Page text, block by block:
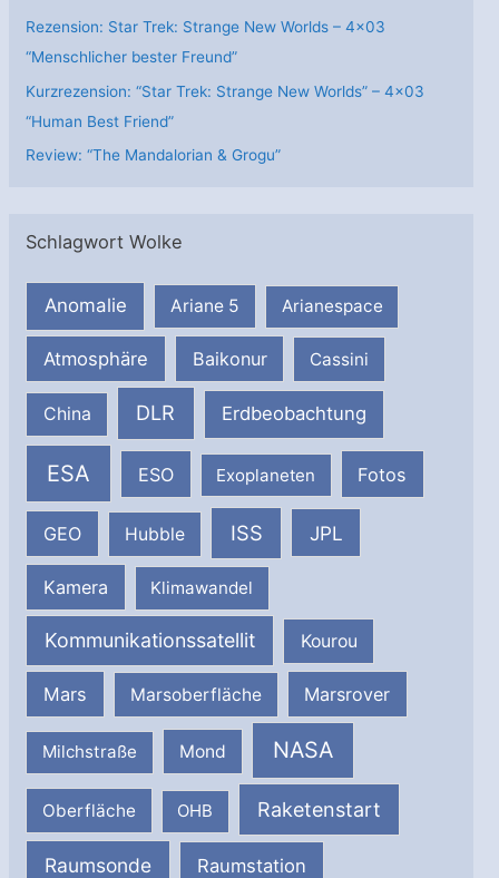
Rezension: Star Trek: Strange New Worlds – 4×03
“Menschlicher bester Freund”
Kurzrezension: “Star Trek: Strange New Worlds” – 4×03
“Human Best Friend”
Review: “The Mandalorian & Grogu”
Schlagwort Wolke
Anomalie Ariane 5 Arianespace
Atmosphäre Baikonur Cassini
China DLR Erdbeobachtung
ESA ESO Exoplaneten Fotos
GEO Hubble ISS JPL
Kamera Klimawandel
Kommunikationssatellit Kourou
Mars Marsoberfläche Marsrover
Milchstraße Mond NASA
Oberfläche OHB Raketenstart
Raumsonde Raumstation